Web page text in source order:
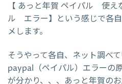
【 あっと年賀 ペイパル 使
ル エラー】という感じで各
メします。
そうやって各自、ネット調べ
paypal（ペイパル）エラーの
が分かり、、、あっと年賀の